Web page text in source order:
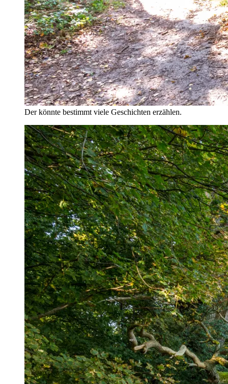
Der könnte bestimmt viele Geschichten erzählen.